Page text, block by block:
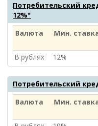
Потребительский
12%"
Валюта
Мин.
В рублях
12%
Потребительский
Валюта
Мин.